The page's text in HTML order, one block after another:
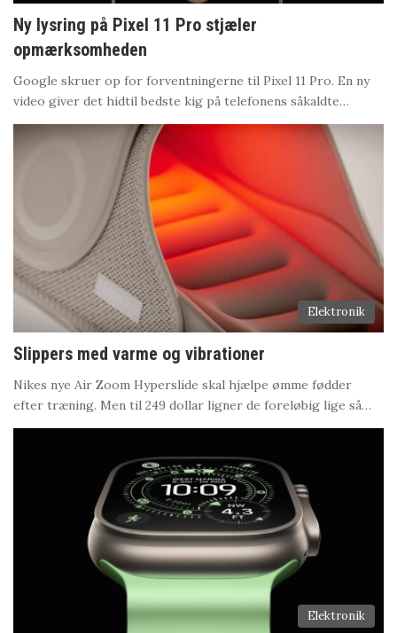
Ny lysring på Pixel 11 Pro stjæler
opmærksomheden
Google skruer op for forventningerne til Pixel 11 Pro. En ny
video giver det hidtil bedste kig på telefonens såkaldte…
Elektronik
Slippers med varme og vibrationer
Nikes nye Air Zoom Hyperslide skal hjælpe ømme fødder
efter træning. Men til 249 dollar ligner de foreløbig lige så…
Elektronik